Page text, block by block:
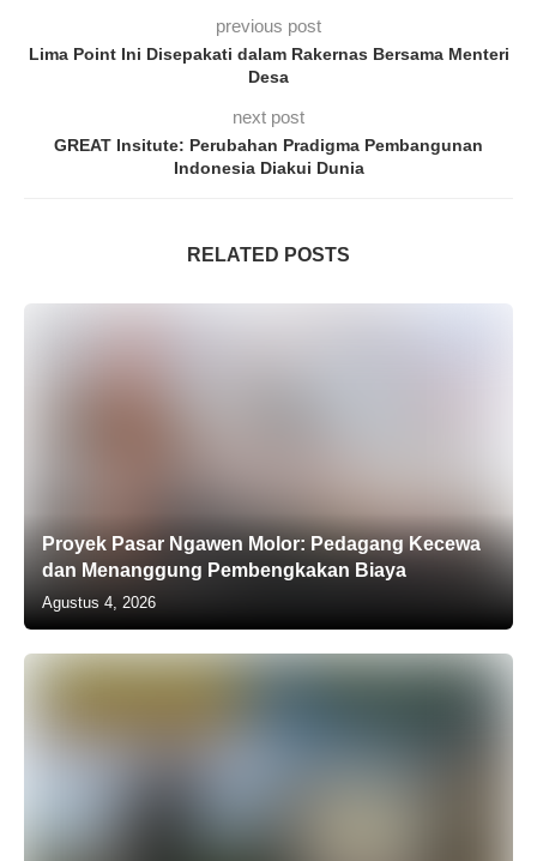
previous post
Lima Point Ini Disepakati dalam Rakernas Bersama Menteri
Desa
next post
GREAT Insitute: Perubahan Pradigma Pembangunan
Indonesia Diakui Dunia
RELATED POSTS
Proyek Pasar Ngawen Molor: Pedagang Kecewa
dan Menanggung Pembengkakan Biaya
Agustus 4, 2026